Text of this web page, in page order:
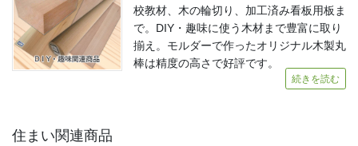
校教材、木の輪切り、加工済み看板用板ま
で。DIY・趣味に使う木材まで豊富に取り
揃え。モルダーで作ったオリジナル木製丸
棒は精度の高さで好評です。
続きを読む
住まい関連商品